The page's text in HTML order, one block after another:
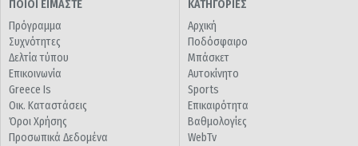
ΠΟΙΟΙ ΕΙΜΑΣΤΕ
Πρόγραμμα
Συχνότητες
Δελτία τύπου
Επικοινωνία
Greece Is
Οικ. Καταστάσεις
Όροι Χρήσης
Προσωπικά Δεδομένα
ΚΑΤΗΓΟΡΙΕΣ
Αρχική
Ποδόσφαιρο
Μπάσκετ
Αυτοκίνητο
Sports
Επικαιρότητα
Βαθμολογίες
WebTv